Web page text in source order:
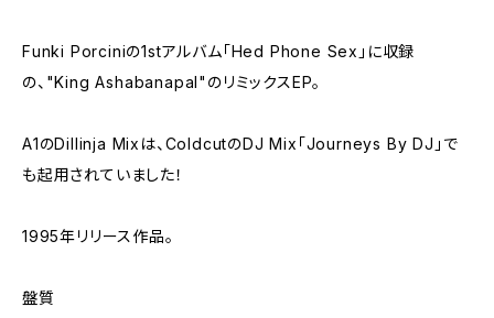
Funki Porciniの1stアルバム「Hed Phone Sex」に収録
の、"King Ashabanapal"のリミックスEP。
A1のDillinja Mixは、ColdcutのDJ Mix「Journeys By DJ」で
も起用されていました！
1995年リリース作品。
盤質